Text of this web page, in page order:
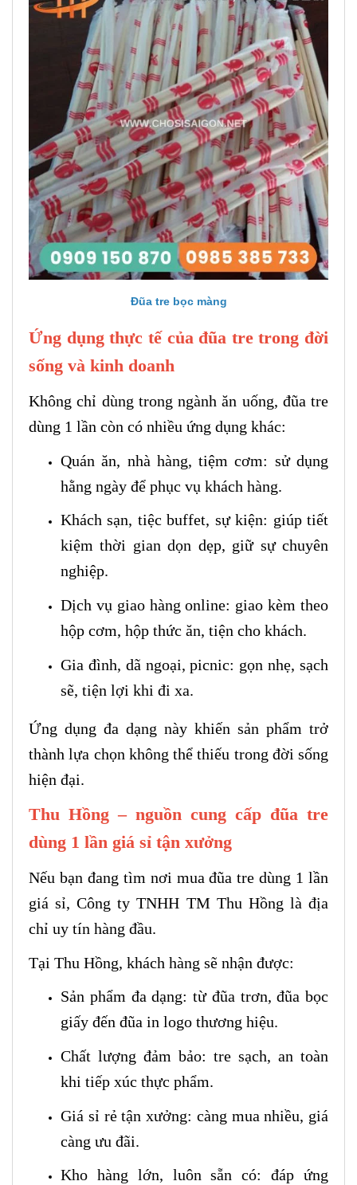
Đũa tre bọc màng
Ứng dụng thực tế của đũa tre trong đời
sống và kinh doanh
Không chỉ dùng trong ngành ăn uống, đũa tre
dùng 1 lần còn có nhiều ứng dụng khác:
Quán ăn, nhà hàng, tiệm cơm: sử dụng
hằng ngày để phục vụ khách hàng.
Khách sạn, tiệc buffet, sự kiện: giúp tiết
kiệm thời gian dọn dẹp, giữ sự chuyên
nghiệp.
Dịch vụ giao hàng online: giao kèm theo
hộp cơm, hộp thức ăn, tiện cho khách.
Gia đình, dã ngoại, picnic: gọn nhẹ, sạch
sẽ, tiện lợi khi đi xa.
Ứng dụng đa dạng này khiến sản phẩm trở
thành lựa chọn không thể thiếu trong đời sống
hiện đại.
Thu Hồng – nguồn cung cấp đũa tre
dùng 1 lần giá sỉ tận xưởng
Nếu bạn đang tìm nơi mua đũa tre dùng 1 lần
giá sỉ, Công ty TNHH TM Thu Hồng là địa
chỉ uy tín hàng đầu.
Tại Thu Hồng, khách hàng sẽ nhận được:
Sản phẩm đa dạng: từ đũa trơn, đũa bọc
giấy đến đũa in logo thương hiệu.
Chất lượng đảm bảo: tre sạch, an toàn
khi tiếp xúc thực phẩm.
Giá sỉ rẻ tận xưởng: càng mua nhiều, giá
càng ưu đãi.
Kho hàng lớn, luôn sẵn có: đáp ứng